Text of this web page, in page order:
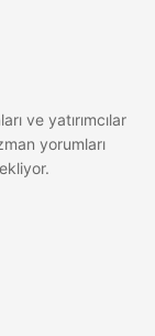
ve yatırımcılar
yorumları